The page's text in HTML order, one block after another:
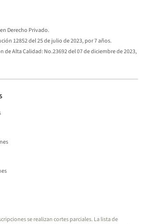
Derecho Privado.
12852 del 25 de julio de 2023, por 7 años.
de Alta Calidad: No.23692 del 07 de diciembre de 2023,
se realizan cortes parciales. La lista de